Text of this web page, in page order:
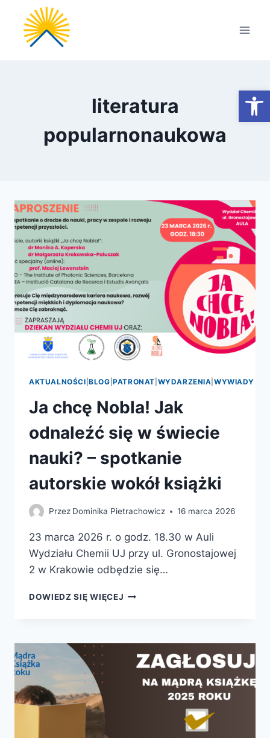
Przejdź
treści
literatura
popularnonaukowa
AKTUALNOŚCI |BLOG |PATRONAT WYDARZENIA |WYWIADY
Ja chcę Nobla! Jak
odnaleźć się w świecie
nauki? – spotkanie
autorskie wokół książki
Przez Dominika Pietrachowicz 16 marca 2026
23 marca 2026 r. o godz. 18.30 w Auli
Wydziału Chemii UJ przy ul. Gronostajowej
2 w Krakowie odbędzie się…
DOWIEDZ SIĘ WIĘCEJ JA
ODNALEŹĆ
SIĘ
ŚWIECIE